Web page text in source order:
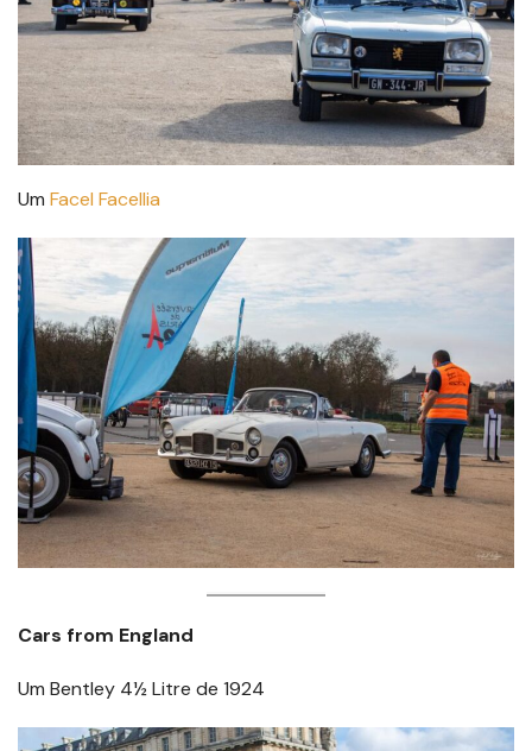
Um Facel Facellia
Cars from England
Um Bentley 4½ Litre de 1924